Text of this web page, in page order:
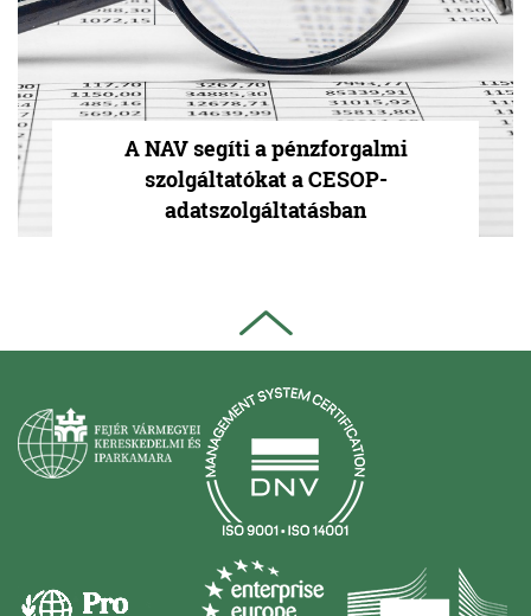
A NAV segíti a pénzforgalmi
szolgáltatókat a CESOP-
adatszolgáltatásban